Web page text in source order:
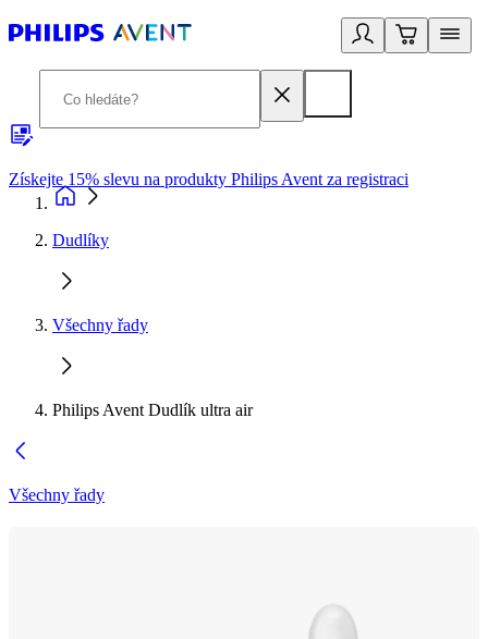
Získejte 15% slevu na produkty Philips Avent za registraci
Dudlíky
Všechny řady
Philips Avent Dudlík ultra air
Všechny řady